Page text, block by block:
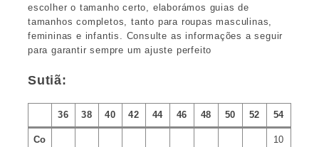
escolher o tamanho certo, elaborámos guias de
tamanhos completos, tanto para roupas masculinas,
femininas e infantis. Consulte as informações a seguir
para garantir sempre um ajuste perfeito
Sutiã:
36 38 40 42 44 46 48 50 52 54
Co
10